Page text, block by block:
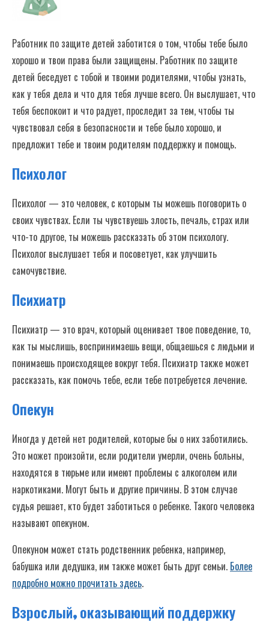
Работник по защите детей заботится о том, чтобы тебе было
хорошо и твои права были защищены. Работник по защите
детей беседует с тобой и твоими родителями, чтобы узнать,
как у тебя дела и что для тебя лучше всего. Он выслушает, что
тебя беспокоит и что радует, проследит за тем, чтобы ты
чувствовал себя в безопасности и тебе было хорошо, и
предложит тебе и твоим родителям поддержку и помощь.
Психолог
Психолог — это человек, с которым ты можешь поговорить о
своих чувствах. Если ты чувствуешь злость, печаль, страх или
что-то другое, ты можешь рассказать об этом психологу.
Психолог выслушает тебя и посоветует, как улучшить
самочувствие.
Психиатр
Психиатр — это врач, который оценивает твое поведение, то,
как ты мыслишь, воспринимаешь вещи, общаешься с людьми и
понимаешь происходящее вокруг тебя. Психиатр также может
рассказать, как помочь тебе, если тебе потребуется лечение.
Опекун
Иногда у детей нет родителей, которые бы о них заботились.
Это может произойти, если родители умерли, очень больны,
находятся в тюрьме или имеют проблемы с алкоголем или
наркотиками. Могут быть и другие причины. В этом случае
судья решает, кто будет заботиться о ребенке. Такого человека
называют опекуном.
Опекуном может стать родственник ребенка, например,
бабушка или дедушка, им также может быть друг семьи. Более
подробно можно прочитать здесь.
Взрослый, оказывающий поддержку